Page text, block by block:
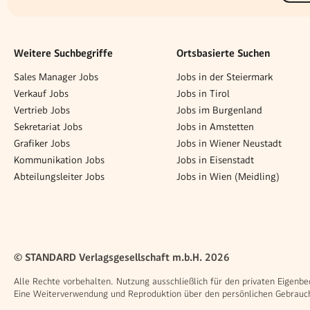
Weitere Suchbegriffe
Sales Manager Jobs
Verkauf Jobs
Vertrieb Jobs
Sekretariat Jobs
Grafiker Jobs
Kommunikation Jobs
Abteilungsleiter Jobs
Ortsbasierte Suchen
Jobs in der Steiermark
Jobs in Tirol
Jobs im Burgenland
Jobs in Amstetten
Jobs in Wiener Neustadt
Jobs in Eisenstadt
Jobs in Wien (Meidling)
© STANDARD Verlagsgesellschaft m.b.H. 2026
Alle Rechte vorbehalten. Nutzung ausschließlich für den privaten
Eine Weiterverwendung und Reproduktion über den persönlichen